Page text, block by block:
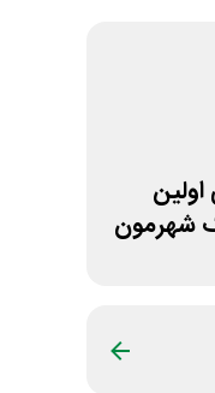
اولین
شهرمون